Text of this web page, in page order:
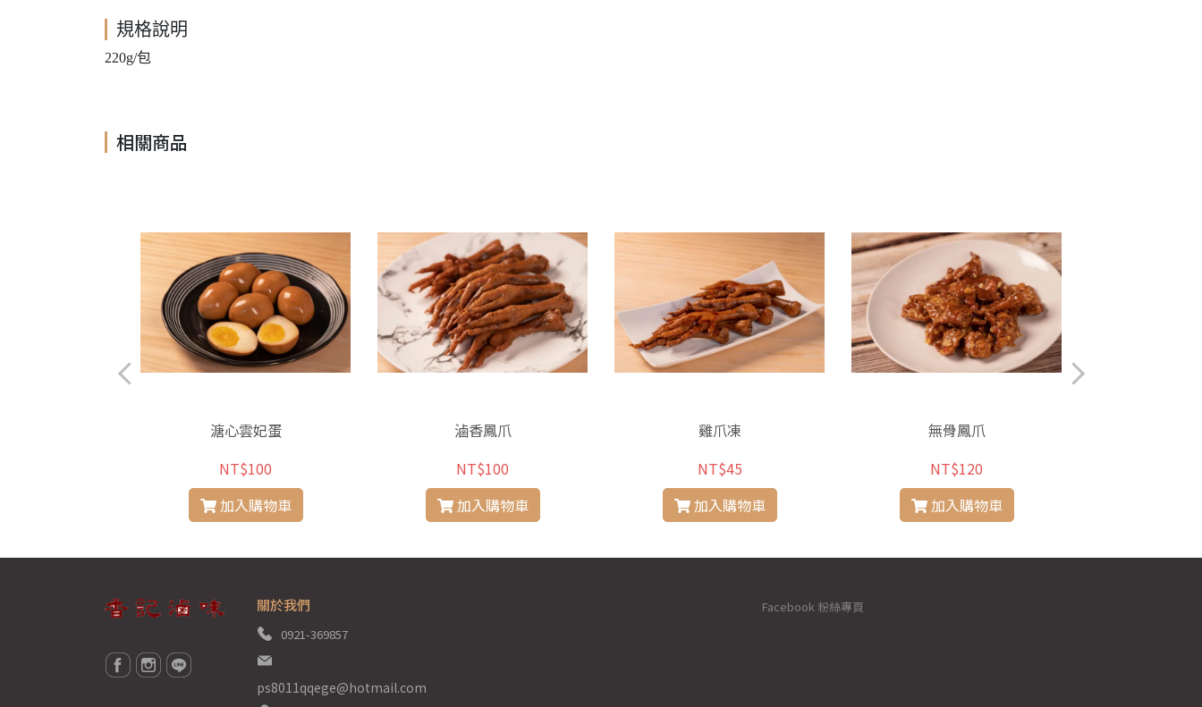
規格說明
220g/包
相關商品
溏心雲妃蛋
NT$100
加入購物車
滷香鳳爪
NT$100
加入購物車
雞爪凍
NT$45
加入購物車
無骨鳳爪
NT$120
加入購物車
關於我們
0921-369857
ps8011qqege@hotmail.com
Facebook 粉絲專頁